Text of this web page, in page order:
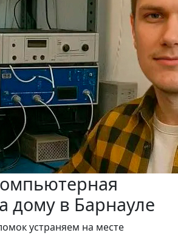
дому в Барнауле
устраняем на месте